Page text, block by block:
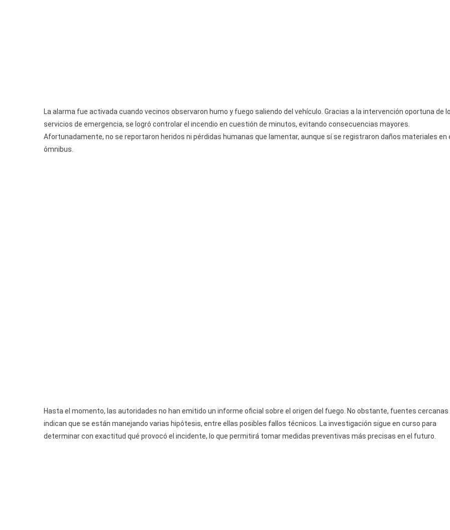
La alarma fue activada cuando vecinos observaron humo y fuego saliendo del vehículo. Gracias a la intervención oportuna de
servicios de emergencia, se logró controlar el incendio en cuestión de minutos, evitando consecuencias mayores.
Afortunadamente, no se reportaron heridos ni pérdidas humanas que lamentar, aunque sí se registraron daños materiales en
ómnibus.
Hasta el momento, las autoridades no han emitido un informe oficial sobre el origen del fuego. No obstante, fuentes cercanas
indican que se están manejando varias hipótesis, entre ellas posibles fallos técnicos. La investigación sigue en curso para
determinar con exactitud qué provocó el incidente, lo que permitirá tomar medidas preventivas más precisas en el futuro.